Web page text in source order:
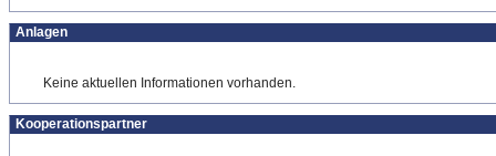
Anlagen
Keine aktuellen Informationen vorhanden.
Kooperationspartner